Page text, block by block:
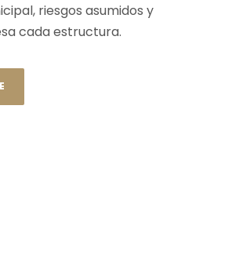
riesgos asumidos y
cada estructura.